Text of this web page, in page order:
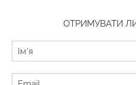
ОТРИМУВАТИ